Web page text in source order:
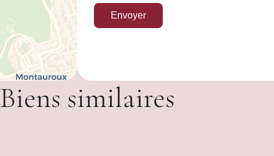
Envoyer
Biens similaires